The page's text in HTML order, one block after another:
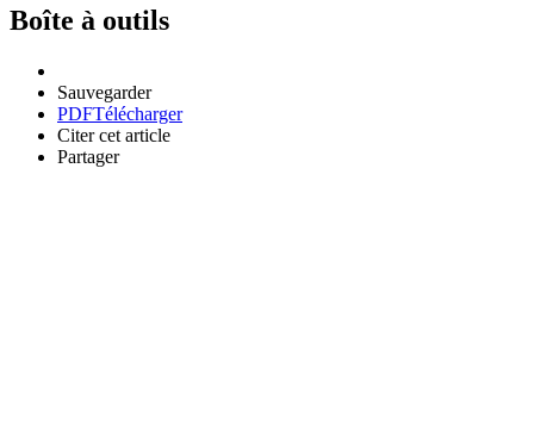
Boîte à outils
Sauvegarder
PDFTélécharger
Citer cet article
Partager